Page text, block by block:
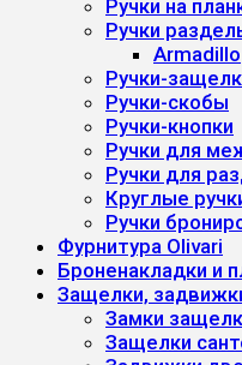
Ручки на
Ручки
Armadillo
Ручки-
Ручки-скобы
Ручки-кнопки
Ручки для
Ручки для
Круглые
Ручки
Фурнитура Olivari
Броненакладки и
Защелки,
Замки
Защелки